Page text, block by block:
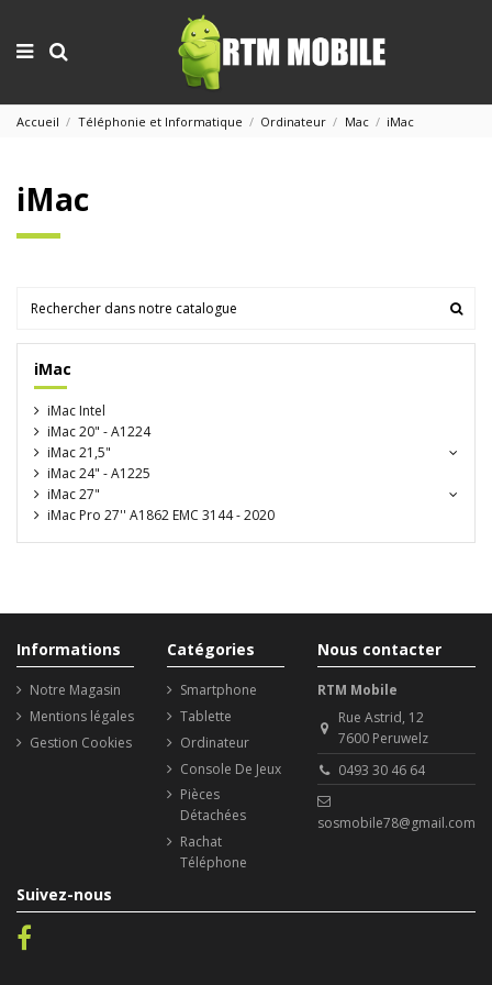
Accueil Téléphonie et Informatique Ordinateur Mac iMac
iMac
iMac
iMac Intel
iMac 20" - A1224
iMac 21,5"
iMac 24" - A1225
iMac 27"
iMac Pro 27'' A1862 EMC 3144 - 2020
Informations
Notre Magasin
Mentions légales
Gestion Cookies
Catégories
Smartphone
Tablette
Ordinateur
Console De Jeux
Pièces
Détachées
Rachat
Téléphone
Nous contacter
RTM Mobile
Rue Astrid, 12
7600 Peruwelz
0493 30 46 64
sosmobile78@gmail.com
Suivez-nous